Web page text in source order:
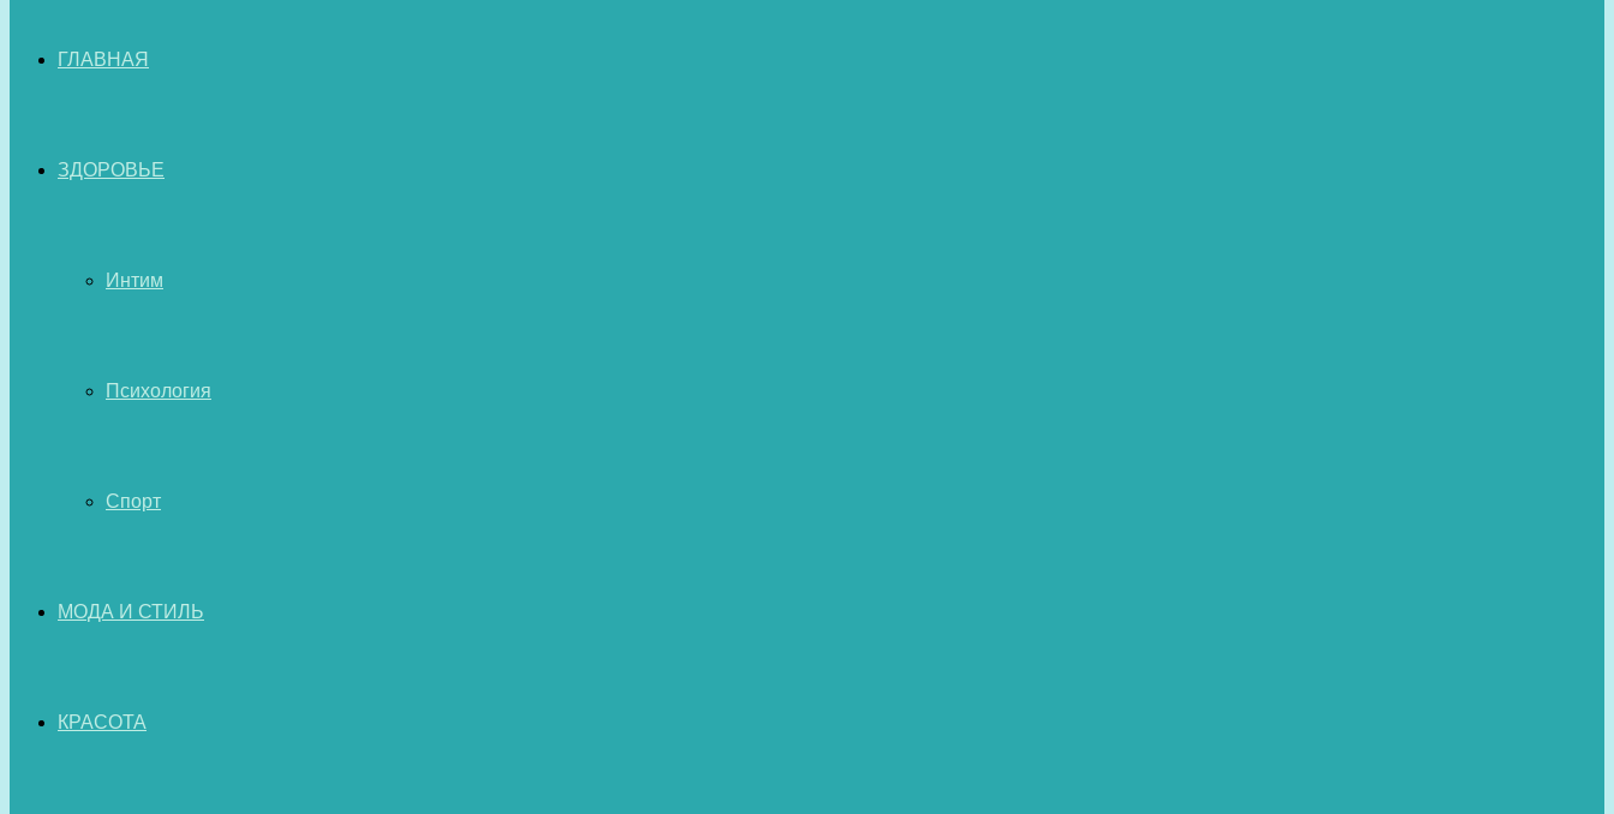
ГЛАВНАЯ
ЗДОРОВЬЕ
Интим
Психология
Спорт
МОДА И СТИЛЬ
КРАСОТА